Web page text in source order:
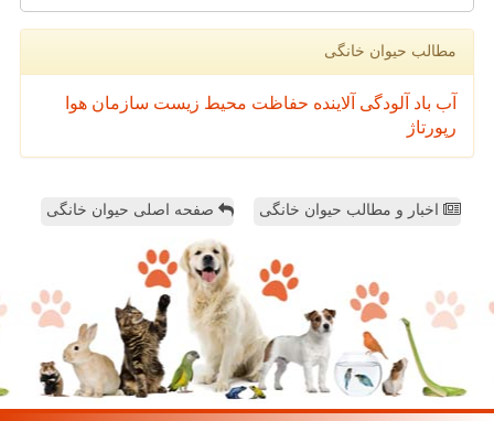
مطالب حیوان خانگی
آب باد آلودگی آلاینده حفاظت محیط زیست سازمان هوا
رپورتاژ
اخبار و مطالب حیوان خانگی صفحه اصلی حیوان خانگی